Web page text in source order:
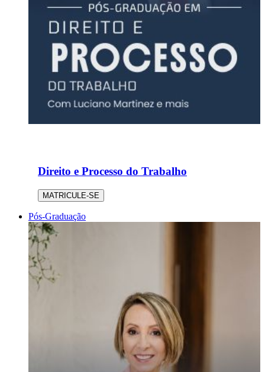
Direito e Processo do Trabalho
MATRICULE-SE
Pós-Graduação